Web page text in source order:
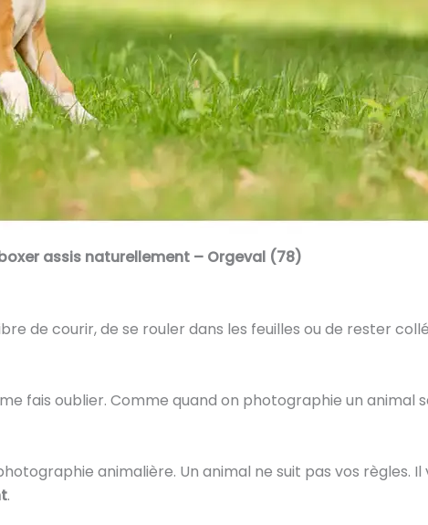
assis naturellement – Orgeval (78)
de courir, de se rouler dans les feuilles ou de rester
fais oublier. Comme quand on photographie un animal
animalière. Un animal ne suit pas vos règles. Il
.